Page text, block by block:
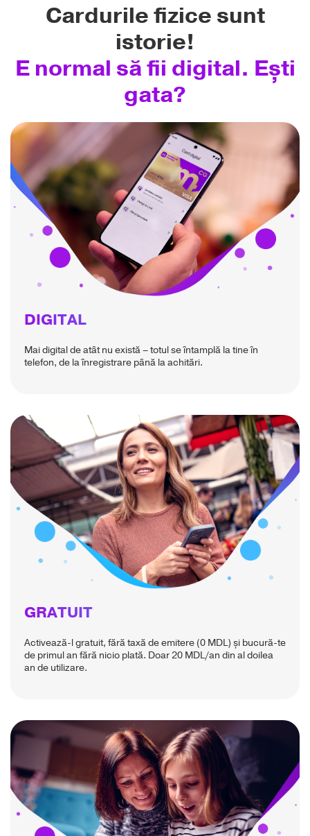
Cardurile fizice sunt
istorie!
E normal să fii digital. Ești
gata?
DIGITAL
Mai digital de atât nu există – totul se întamplă la tine în
telefon, de la înregistrare până la achitări.
GRATUIT
Activează-l gratuit, fără taxă de emitere (0 MDL) și bucură-te
de primul an fără nicio plată. Doar 20 MDL/an din al doilea
an de utilizare.